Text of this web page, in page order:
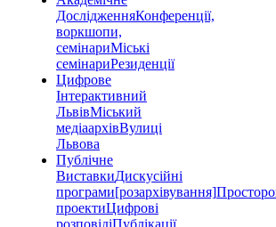
ДослідженняКонференції,
воркшопи,
семінариМіські
семінариРезиденції
Цифрове
Інтерактивний
ЛьвівМіський
медіаархівВулиці
Львова
Публічне
ВиставкиДискусійні
програми[розархівування]
проектиЦифрові
розповідіПублікації